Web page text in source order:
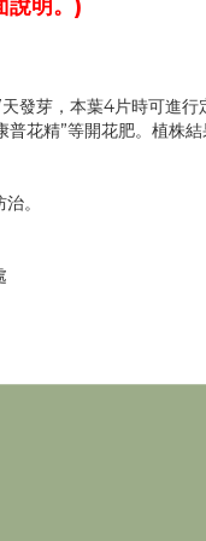
說明。)
發芽，本葉4片時可進
普花精”等開花肥。植株
。